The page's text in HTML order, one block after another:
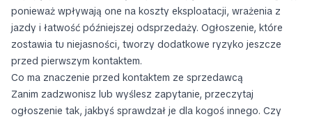
ponieważ wpływają one na koszty eksploatacji, wrażenia z
jazdy i łatwość późniejszej odsprzedaży. Ogłoszenie, które
zostawia tu niejasności, tworzy dodatkowe ryzyko jeszcze
przed pierwszym kontaktem.
Co ma znaczenie przed kontaktem ze sprzedawcą
Zanim zadzwonisz lub wyślesz zapytanie, przeczytaj
ogłoszenie tak, jakbyś sprawdzał je dla kogoś innego. Czy